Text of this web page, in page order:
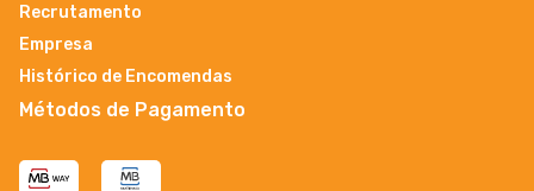
Recrutamento
Empresa
Histórico de Encomendas
Métodos de Pagamento